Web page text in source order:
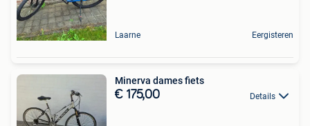
Laarne Eergisteren
Minerva dames fiets
€ 175,00 Details